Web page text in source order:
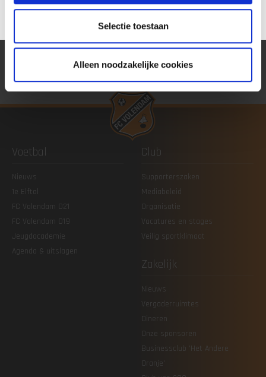
Selectie toestaan
Alleen noodzakelijke cookies
3 4 5
Voetbal
Nieuws
1e Elftal
FC Volendam O21
FC Volendam O19
Jeugdacademie
Agenda & uitslagen
Club
Supporterszaken
Mediabeleid
Organisatie
Vacatures en stages
Veilig sportklimaat
Zakelijk
Nieuws
Vergaderruimtes
Dineren
Onze sponsoren
Businessclub 'Het Andere
Oranje'